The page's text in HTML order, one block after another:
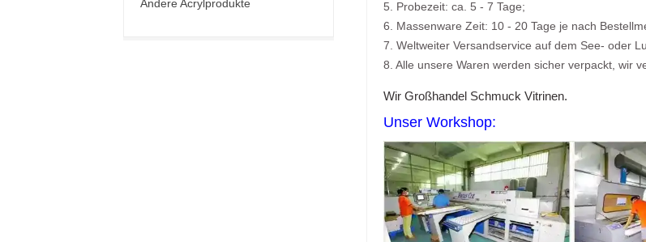
5. Probezeit: ca. 5 - 7 Tage;
6. Massenware Zeit: 10 - 20 Tage je nach
7. Weltweiter Versandservice auf dem See- oder
8. Alle unsere Waren werden sicher verpackt, wir
Wir Großhandel Schmuck Vitrinen.
Unser Workshop:
Andere Acrylprodukte